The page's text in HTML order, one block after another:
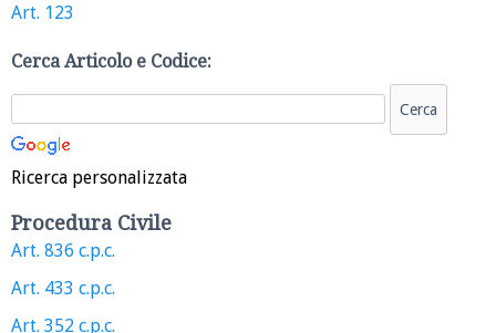
Art. 123
Cerca Articolo e Codice:
Ricerca personalizzata
Procedura Civile
Art. 836 c.p.c.
Art. 433 c.p.c.
Art. 352 c.p.c.